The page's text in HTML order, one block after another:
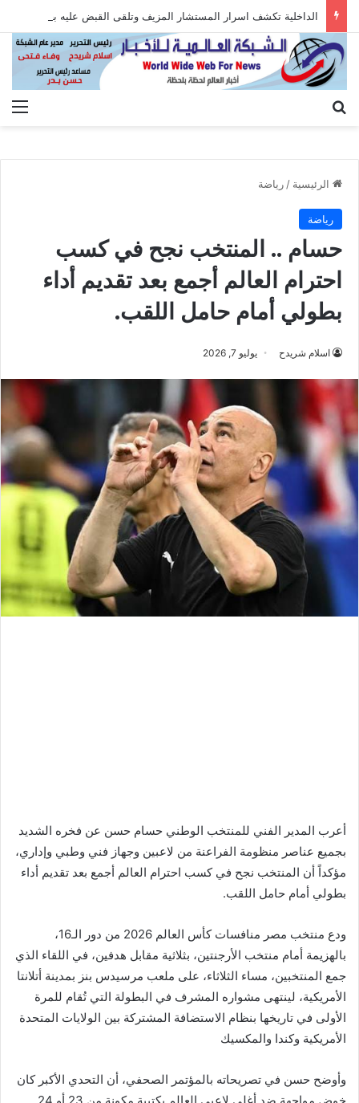
الرئيسية /رياضة
رياضة
حسام .. المنتخب نجح في كسب
احترام العالم أجمع بعد تقديم أداء
بطولي أمام حامل اللقب.
اسلام شريدح يوليو 7, 2026
أعرب المدير الفني للمنتخب الوطني حسام حسن عن فخره الشديد
بجميع عناصر منظومة الفراعنة من لاعبين وجهاز فني وطبي وإداري،
مؤكداً أن المنتخب نجح في كسب احترام العالم أجمع بعد تقديم أداء
بطولي أمام حامل اللقب.
ودع منتخب مصر منافسات كأس العالم 2026 من دور الـ16،
بالهزيمة أمام منتخب الأرجنتين، بثلاثية مقابل هدفين، في اللقاء الذي
جمع المنتخبين، مساء الثلاثاء، على ملعب مرسيدس بنز بمدينة أتلانتا
الأمريكية، لينتهى مشواره المشرف في البطولة التي تُقام للمرة
الأولى في تاريخها بنظام الاستضافة المشتركة بين الولايات المتحدة
الأمريكية وكندا والمكسيك
وأوضح حسن في تصريحاته بالمؤتمر الصحفي، أن التحدي الأكبر كان